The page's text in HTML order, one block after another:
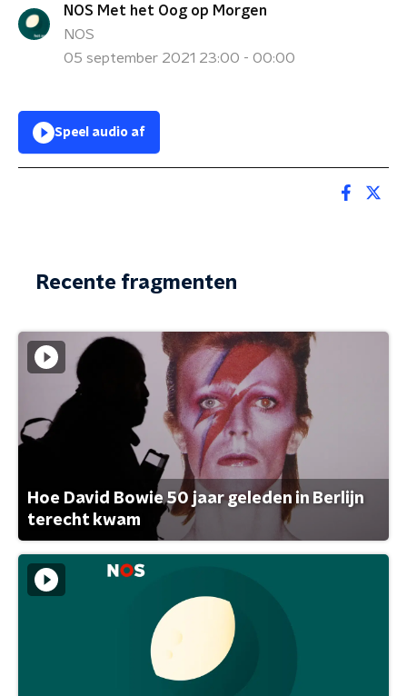
NOS Met het Oog op Morgen
NOS
05 september 2021 23:00 - 00:00
Speel audio af
Recente fragmenten
Hoe David Bowie 50 jaar geleden in Berlijn
terecht kwam